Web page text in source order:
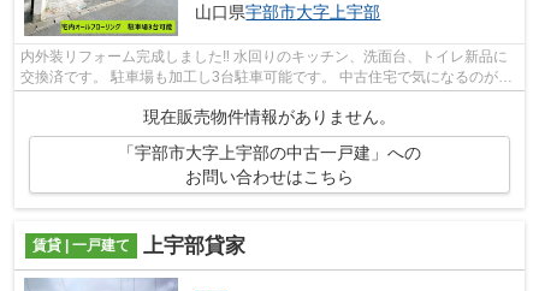
山口県宇部市大字上宇部
内外装リフォーム完成しました‼ 水回りのキッチン、洗面台、トイレ新品に
交換済です。 駐車場も加工し3台駐車可能です。 中古住宅で気になるのが雨
漏りですが、お引き渡し前にちゃんと...
現在販売物件情報がありません。
「宇部市大字上宇部の中古一戸建」への
お問い合わせはこちら
賃貸 | 一戸建て 上宇部貸家